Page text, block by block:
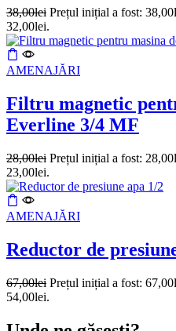
38,00lei Prețul inițial a fost:
32,00lei.
AMENAJĂRI
Filtru magnetic
Everline 3/4 MF
28,00lei Prețul inițial a fost:
23,00lei.
AMENAJĂRI
Reductor de
67,00lei Prețul inițial a fost:
54,00lei.